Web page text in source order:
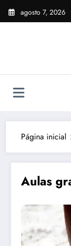
agosto 7, 2026
Página inicial
Aulas